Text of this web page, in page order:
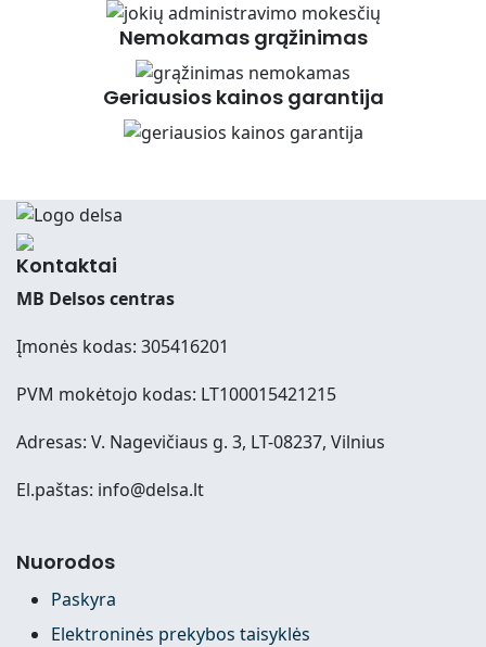
Nemokamas grąžinimas
Geriausios kainos garantija
Kontaktai
MB Delsos centras
Įmonės kodas: 305416201
PVM mokėtojo kodas: LT100015421215
Adresas: V. Nagevičiaus g. 3, LT-08237, Vilnius
El.paštas: info@delsa.lt
Nuorodos
Paskyra
Elektroninės prekybos taisyklės